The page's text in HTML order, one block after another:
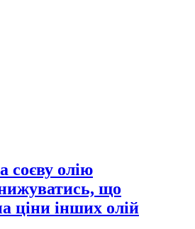
соєву олію
що
ціни інших олій